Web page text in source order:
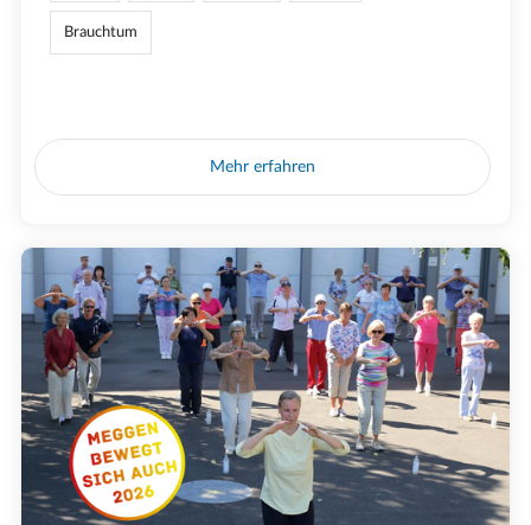
Brauchtum
Mehr erfahren